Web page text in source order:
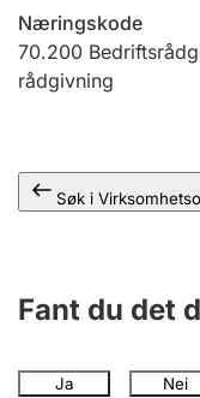
Offentlig sektor
Næringskode
70.200
rådgivning
Søk i
Fant du det
Ja Nei